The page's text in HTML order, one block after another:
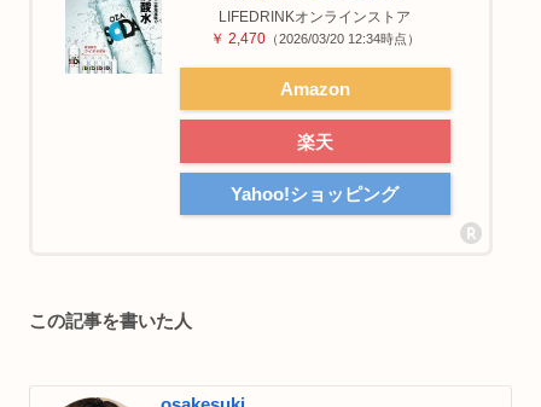
LIFEDRINKオンラインストア
￥ 2,470（2026/03/20 12:34時点）
Amazon
楽天
Yahoo!ショッピング
この記事を書いた人